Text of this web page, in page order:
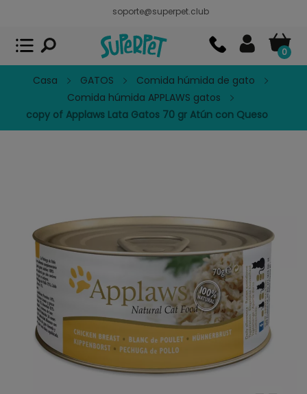
soporte@superpet.club
0
Casa GATOS
Comida húmida de gato
Comida húmida APPLAWS gatos
copy of Applaws Lata Gatos 70 gr Atún con Queso
Superpet, comida para mascotas
APP GRATIS - En Google Play